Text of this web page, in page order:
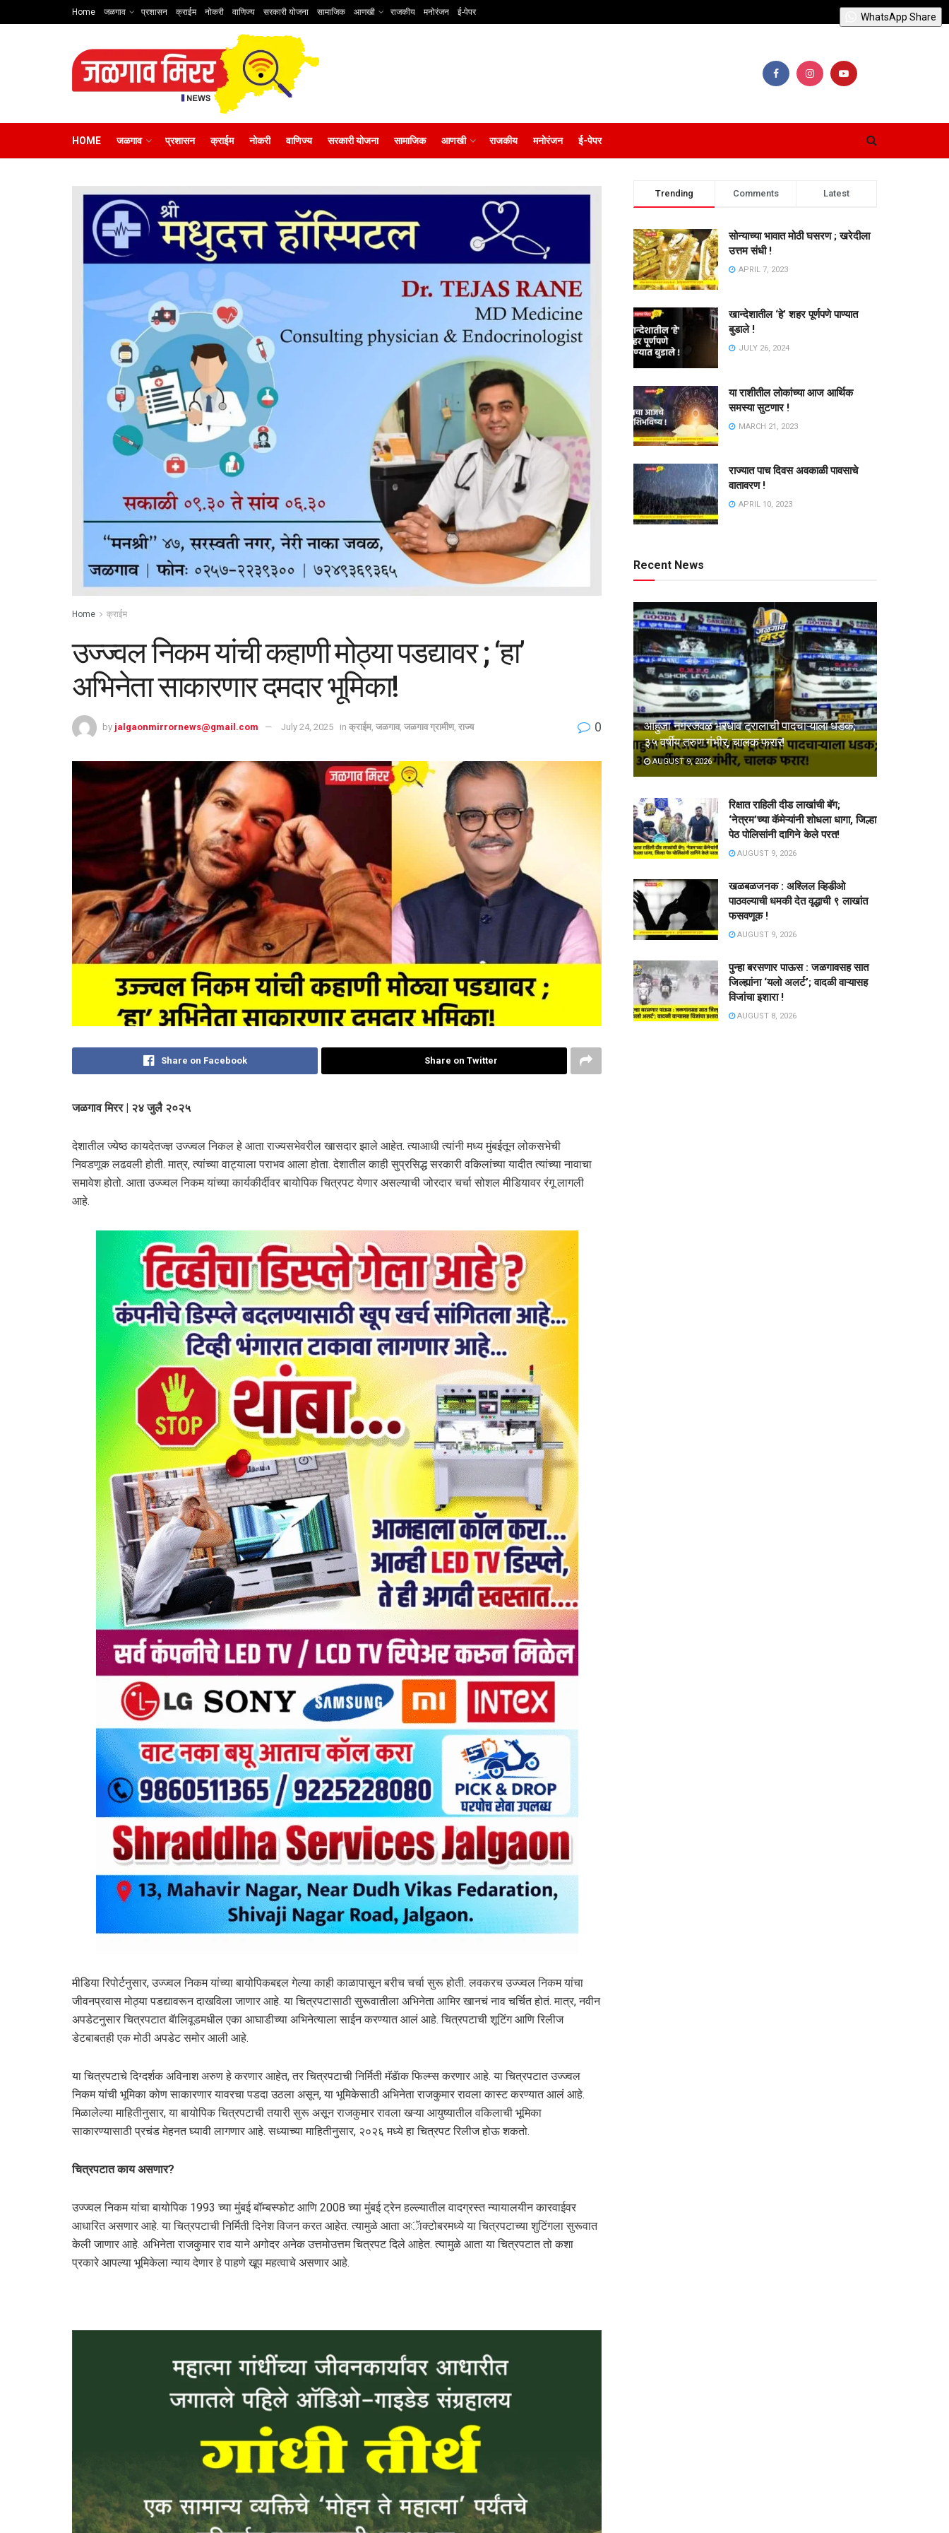
Home जळगाव प्रशासन क्राईम नोकरी वाणिज्य सरकारी योजना सामाजिक आणखी राजकीय मनोरंजन ई-पेपर
HOME जळगाव प्रशासन क्राईम नोकरी वाणिज्य सरकारी योजना सामाजिक आणखी राजकीय मनोरंजन ई-पेपर
Home क्राईम
उज्ज्वल निकम यांची कहाणी मोठ्या पडद्यावर ; ‘हा’
अभिनेता साकारणार दमदार भूमिका!
by jalgaonmirrornews@gmail.com July 24, 2025 in क्राईम, जळगाव, जळगाव ग्रामीण, राज्य 0
Share on Facebook Share on Twitter
जळगाव मिरर | २४ जुलै २०२५
देशातील ज्येष्ठ कायदेतज्ज्ञ उज्ज्वल निकल हे आता राज्यसभेवरील खासदार झाले आहेत. त्याआधी त्यांनी मध्य मुंबईतून लोकसभेची
निवडणूक लढवली होती. मात्र, त्यांच्या वाट्याला पराभव आला होता. देशातील काही सुप्रसिद्ध सरकारी वकिलांच्या यादीत त्यांच्या नावाचा
समावेश होतो. आता उज्ज्वल निकम यांच्या कार्यकीर्दीवर बायोपिक चित्रपट येणार असल्याची जोरदार चर्चा सोशल मीडियावर रंगू लागली
आहे.
मीडिया रिपोर्टनुसार, उज्ज्वल निकम यांच्या बायोपिकबद्दल गेल्या काही काळापासून बरीच चर्चा सुरू होती. लवकरच उज्ज्वल निकम यांचा
जीवनप्रवास मोठ्या पडद्यावरून दाखविला जाणार आहे. या चित्रपटासाठी सुरूवातीला अभिनेता आमिर खानचं नाव चर्चित होतं. मात्र, नवीन
अपडेटनुसार चित्रपटात बॅालिवूडमधील एका आघाडीच्या अभिनेत्याला साईन करण्यात आलं आहे. चित्रपटाची शूटिंग आणि रिलीज
डेटबाबतही एक मोठी अपडेट समोर आली आहे.
या चित्रपटाचे दिग्दर्शक अविनाश अरुण हे करणार आहेत, तर चित्रपटाची निर्मिती मॅडॅाक फिल्म्स करणार आहे. या चित्रपटात उज्ज्वल
निकम यांची भूमिका कोण साकारणार यावरचा पडदा उठला असून, या भूमिकेसाठी अभिनेता राजकुमार रावला कास्ट करण्यात आलं आहे.
मिळालेल्या माहितीनुसार, या बायोपिक चित्रपटाची तयारी सुरू असून राजकुमार रावला खऱ्या आयुष्यातील वकिलाची भूमिका
साकारण्यासाठी प्रचंड मेहनत घ्यावी लागणार आहे. सध्याच्या माहितीनुसार, २०२६ मध्ये हा चित्रपट रिलीज होऊ शकतो.
चित्रपटात काय असणार?
उज्ज्वल निकम यांचा बायोपिक 1993 च्या मुंबई बॉम्बस्फोट आणि 2008 च्या मुंबई ट्रेन हल्ल्यातील वादग्रस्त न्यायालयीन कारवाईवर
आधारित असणार आहे. या चित्रपटाची निर्मिती दिनेश विजन करत आहेत. त्यामुळे आता अॅाक्टोबरमध्ये या चित्रपटाच्या शुटिंगला सुरूवात
केली जाणार आहे. अभिनेता राजकुमार राव याने अगोदर अनेक उत्तमोउत्तम चित्रपट दिले आहेत. त्यामुळे आता या चित्रपटात तो कशा
प्रकारे आपल्या भूमिकेला न्याय देणार हे पाहणे खूप महत्वाचे असणार आहे.
Trending Comments Latest
सोन्याच्या भावात मोठी घसरण ; खरेदीला
उत्तम संधी !
APRIL 7, 2023
खान्देशातील ‘हे’ शहर पूर्णपणे पाण्यात
बुडाले !
JULY 26, 2024
या राशीतील लोकांच्या आज आर्थिक
समस्या सुटणार !
MARCH 21, 2023
राज्यात पाच दिवस अवकाळी पावसाचे
वातावरण !
APRIL 10, 2023
Recent News
आहुजा नगरजवळ भरधाव ट्रालाची पादचाऱ्याला धडक;
३५ वर्षीय तरुण गंभीर, चालक फरार!
AUGUST 9, 2026
रिक्षात राहिली दीड लाखांची बॅग;
‘नेत्रम’च्या कॅमेऱ्यांनी शोधला धागा, जिल्हा
पेठ पोलिसांनी दागिने केले परत!
AUGUST 9, 2026
खळबळजनक : अश्लिल व्हिडीओ
पाठवल्याची धमकी देत वृद्धाची ९ लाखांत
फसवणूक !
AUGUST 9, 2026
पुन्हा बरसणार पाऊस : जळगावसह सात
जिल्ह्यांना ‘यलो अलर्ट’; वादळी वाऱ्यासह
विजांचा इशारा !
AUGUST 8, 2026
WhatsApp Share